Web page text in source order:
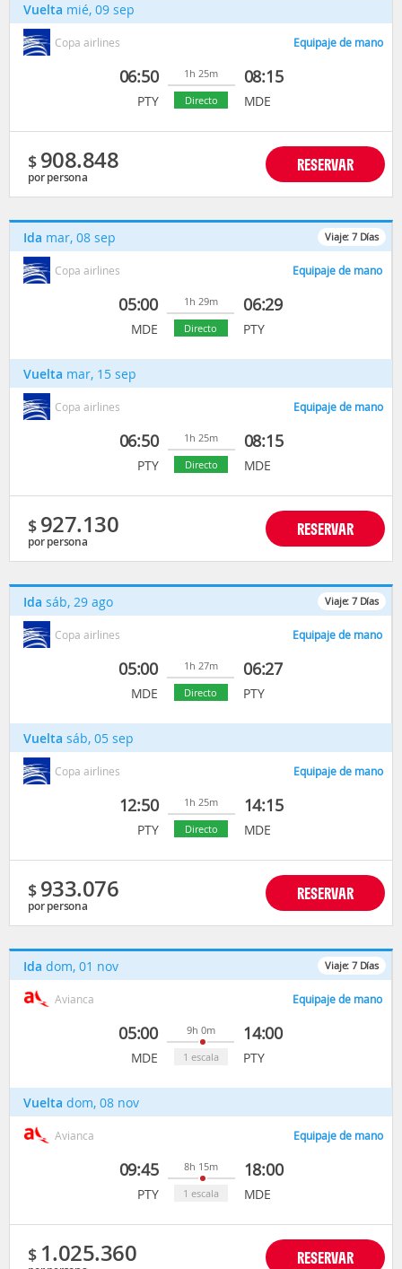
Vuelta mié, 09 sep
Copa airlines Equipaje de mano
06:50
PTY
1h 25m
Directo
08:15
MDE
$ 908.848
por persona
RESERVAR
Viaje: 7 Días
Ida mar, 08 sep
Copa airlines Equipaje de mano
05:00
MDE
1h 29m
Directo
06:29
PTY
Vuelta mar, 15 sep
Copa airlines Equipaje de mano
06:50
PTY
1h 25m
Directo
08:15
MDE
$ 927.130
por persona
RESERVAR
Viaje: 7 Días
Ida sáb, 29 ago
Copa airlines Equipaje de mano
05:00
MDE
1h 27m
Directo
06:27
PTY
Vuelta sáb, 05 sep
Copa airlines Equipaje de mano
12:50
PTY
1h 25m
Directo
14:15
MDE
$ 933.076
por persona
RESERVAR
Viaje: 7 Días
Ida dom, 01 nov
Avianca Equipaje de mano
05:00
MDE
9h 0m
1 escala
14:00
PTY
Vuelta dom, 08 nov
Avianca Equipaje de mano
09:45
PTY
8h 15m
1 escala
18:00
MDE
$ 1.025.360 RESERVAR